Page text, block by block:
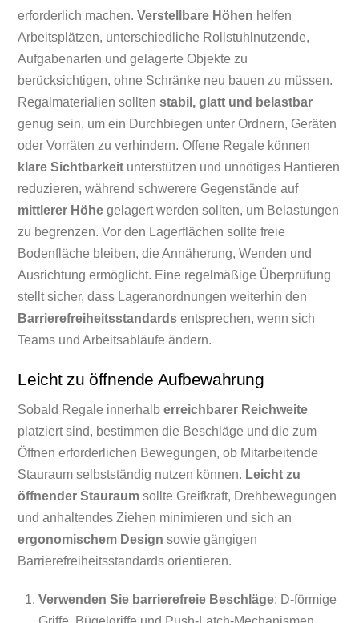
erforderlich machen.Verstellbare Höhen helfen
Arbeitsplätzen, unterschiedliche Rollstuhlnutzende,
Aufgabenarten und gelagerte Objekte zu
berücksichtigen, ohne Schränke neu bauen zu müssen.
Regalmaterialien solltenstabil, glatt und belastbar
genug sein, um ein Durchbiegen unter Ordnern, Geräten
oder Vorräten zu verhindern. Offene Regale können
klare Sichtbarkeit unterstützen und unnötiges Hantieren
reduzieren, während schwerere Gegenstände auf
mittlerer Höhe gelagert werden sollten, um Belastungen
zu begrenzen. Vor den Lagerflächen sollte freie
Bodenfläche bleiben, die Annäherung, Wenden und
Ausrichtung ermöglicht. Eine regelmäßige Überprüfung
stellt sicher, dass Lageranordnungen weiterhin den
Barrierefreiheitsstandards entsprechen, wenn sich
Teams und Arbeitsabläufe ändern.
Leicht zu öffnende Aufbewahrung
Sobald Regale innerhalberreichbarer Reichweite
platziert sind, bestimmen die Beschläge und die zum
Öffnen erforderlichen Bewegungen, ob Mitarbeitende
Stauraum selbstständig nutzen können. Leicht zu
öffnender Stauraum sollte Greifkraft, Drehbewegungen
und anhaltendes Ziehen minimieren und sich an
ergonomischem Design sowie gängigen
Barrierefreiheitsstandards orientieren.
Verwenden Sie barrierefreie Beschläge: D-förmige